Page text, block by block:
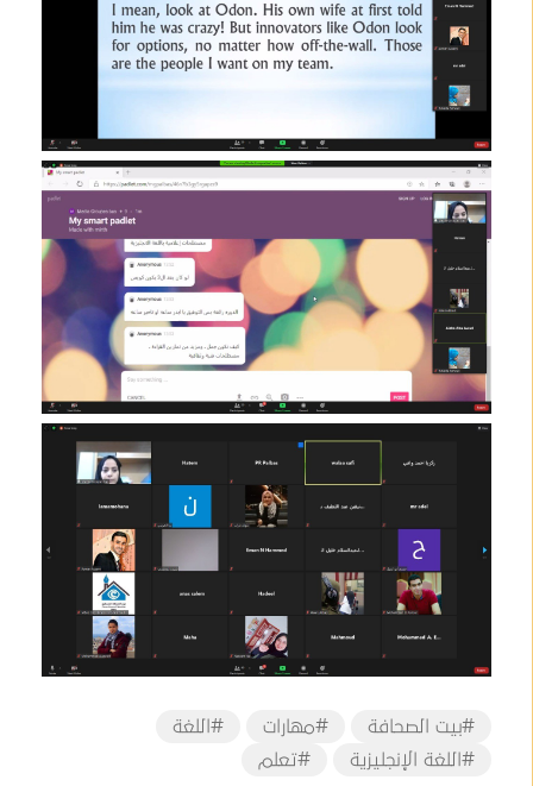
#بيت الصحافة #مهارات
#اللغة
#اللغة الإنجليزية
#تعلم